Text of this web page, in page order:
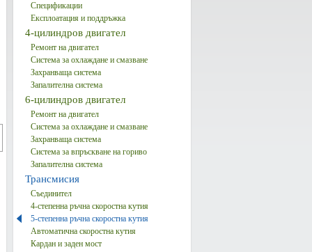
Спецификации
Експлоатация и поддръжка
4-цилиндров двигател
Ремонт на двигател
Система за охлаждане и смазване
Захранваща система
Запалителна система
6-цилиндров двигател
Ремонт на двигател
Система за охлаждане и смазване
Захранваща система
Система за впръскване на гориво
Запалителна система
Трансмисия
Съединител
4-степенна ръчна скоростна кутия
5-степенна ръчна скоростна кутия
Автоматична скоростна кутия
Кардан и заден мост